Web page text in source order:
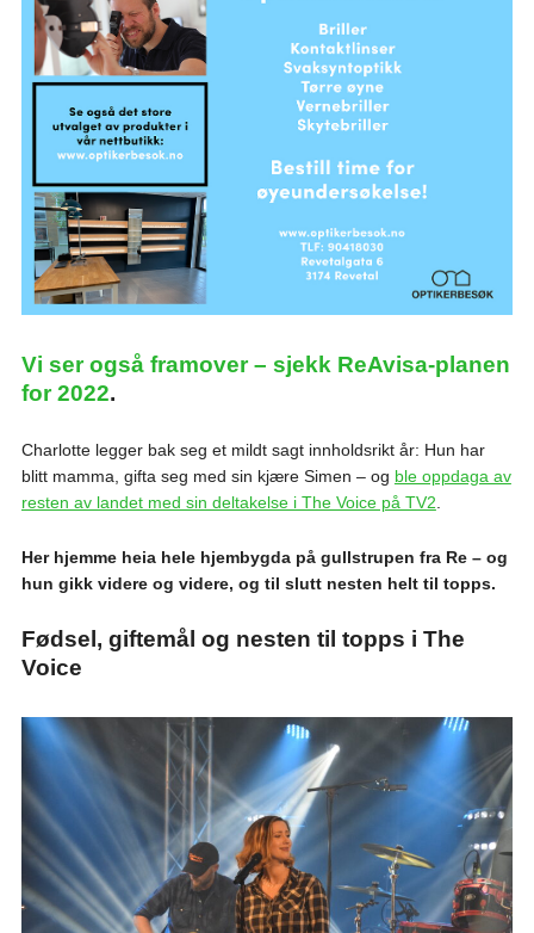
Vi ser også framover – sjekk ReAvisa-planen
for 2022.
Charlotte legger bak seg et mildt sagt innholdsrikt år: Hun har
blitt mamma, gifta seg med sin kjære Simen – og ble oppdaga av
resten av landet med sin deltakelse i The Voice på TV2.
Her hjemme heia hele hjembygda på gullstrupen fra Re – og
hun gikk videre og videre, og til slutt nesten helt til topps.
Fødsel, giftemål og nesten til topps i The
Voice